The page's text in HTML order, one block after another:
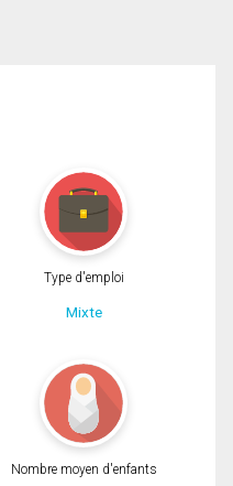
Type d'emploi
Mixte
Nombre moyen d'enfants